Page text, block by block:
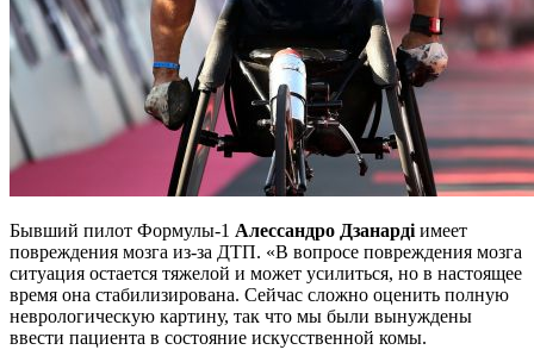
Бывший пилот Формулы-1 Алессандро Дзанарді имеет
повреждения мозга из-за ДТП. «В вопросе повреждения мозга
ситуация остается тяжелой и может усилиться, но в настоящее
время она стабилизирована. Сейчас сложно оценить полную
неврологическую картину, так что мы были вынуждены
ввести пациента в состояние искусственной комы.